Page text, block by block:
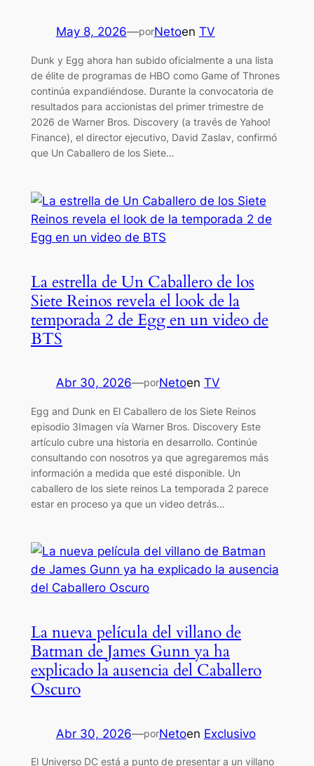
May 8, 2026—porNetoen TV
Dunk y Egg ahora han subido oficialmente a una lista
de élite de programas de HBO como Game of Thrones
continúa expandiéndose. Durante la convocatoria de
resultados para accionistas del primer trimestre de
2026 de Warner Bros. Discovery (a través de Yahoo!
Finance), el director ejecutivo, David Zaslav, confirmó
que Un Caballero de los Siete…
La estrella de Un Caballero de los
Siete Reinos revela el look de la
temporada 2 de Egg en un video de
BTS
Abr 30, 2026—porNetoen TV
Egg and Dunk en El Caballero de los Siete Reinos
episodio 3Imagen vía Warner Bros. Discovery Este
artículo cubre una historia en desarrollo. Continúe
consultando con nosotros ya que agregaremos más
información a medida que esté disponible. Un
caballero de los siete reinos La temporada 2 parece
estar en proceso ya que un video detrás…
La nueva película del villano de
Batman de James Gunn ya ha
explicado la ausencia del Caballero
Oscuro
Abr 30, 2026—porNetoen Exclusivo
El Universo DC está a punto de presentar a un villano